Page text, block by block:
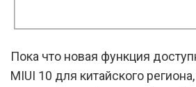
Пока что новая функция
MIUI 10 для китайского